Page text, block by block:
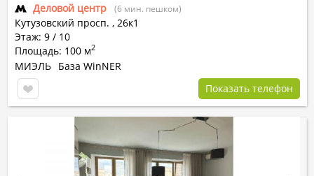
Деловой центр (6 мин. пешком)
Кутузовский просп. , 26к1
Этаж: 9 / 10
Площадь: 100 м2
МИЭЛЬ База WinNER
Показать телефон